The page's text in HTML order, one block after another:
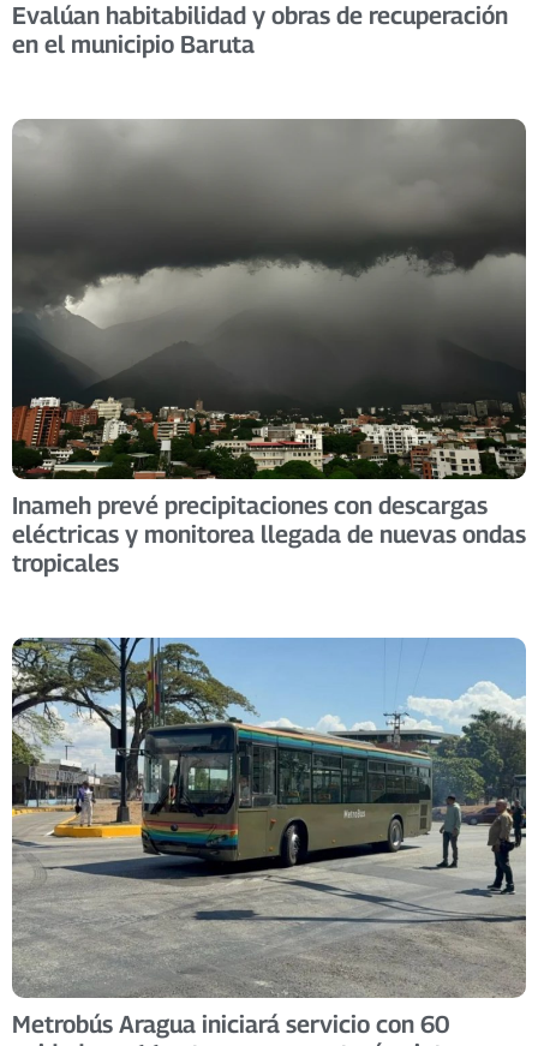
Evalúan habitabilidad y obras de recuperación
en el municipio Baruta
Inameh prevé precipitaciones con descargas
eléctricas y monitorea llegada de nuevas ondas
tropicales ​
Metrobús Aragua iniciará servicio con 60